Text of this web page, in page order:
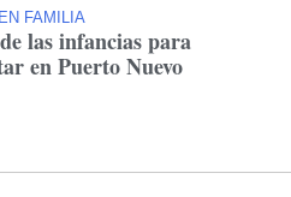
FAMILIA
las infancias para
en Puerto Nuevo